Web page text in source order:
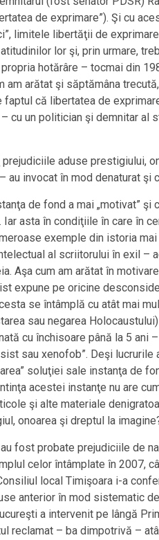
de exprimare”). Şi cu
limitele libertăţii de
lor şi, prin urmare,
hotărâre – tocmai din
am arătat şi săptămâna
că libertatea de
un politician şi demnitar al
aduse prestigiului,
au invocat în mod denaturat
de fond a mai „motivat”
asta în condiţiile în care în
exemple din istoria
al scriitorului în exil
Aşa cum am arătat în
expune pe oricine
se întâmplă cu atât mai
sau negarea
cu închisoare până la 5
sau xenofob”. Deşi
soluţiei sale instanţa de
acestei instanţe nu are
şi alte materiale
onoarea şi dreptul la
fost probate prejudiciile de
celor întâmplate în 2007,
local Timişoara i-a
anterior în mod sistematic
a intervenit pe lângă
reclamat – ba dimpotrivă –